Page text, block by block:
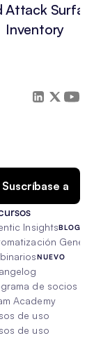
Attack
Inventory
de IA
InsightsBLOG
NUEVO
de socios
Academy
de uso
de uso